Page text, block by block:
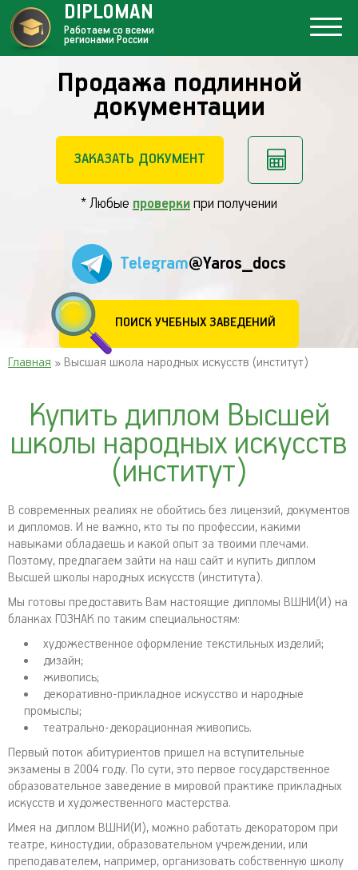
Продажа подлинной
документации
ЗАКАЗАТЬ ДОКУМЕНТ
* Любые проверки при получении
Telegram@Yaros_docs
ПОИСК УЧЕБНЫХ ЗАВЕДЕНИЙ
DIPLOMAN
Работаем со всеми
регионами России
Главная » Высшая школа народных искусств (институт)
Купить диплом Высшей
школы народных искусств
(институт)
В современных реалиях не обойтись без лицензий, документов
и дипломов. И не важно, кто ты по профессии, какими
навыками обладаешь и какой опыт за твоими плечами.
Поэтому, предлагаем зайти на наш сайт и купить диплом
Высшей школы народных искусств (института).
Мы готовы предоставить Вам настоящие дипломы ВШНИ(И) на
бланках ГОЗНАК по таким специальностям:
художественное оформление текстильных изделий;
дизайн;
живопись;
декоративно-прикладное искусство и народные
промыслы;
театрально-декорационная живопись.
Первый поток абитуриентов пришел на вступительные
экзамены в 2004 году. По сути, это первое государственное
образовательное заведение в мировой практике прикладных
искусств и художественного мастерства.
Имея на диплом ВШНИ(И), можно работать декоратором при
театре, киностудии, образовательном учреждении, или
преподавателем, например, организовать собственную школу